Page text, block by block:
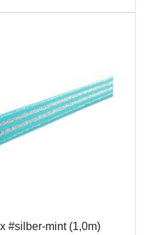
#silber-mint (1,0m)